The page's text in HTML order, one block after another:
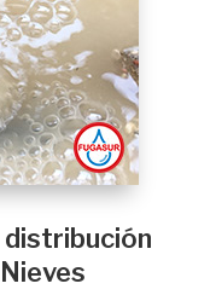
distribución